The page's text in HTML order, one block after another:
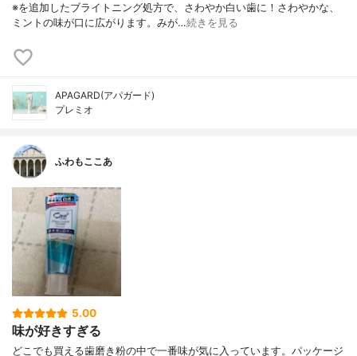
※を追加したブライトニング処方で、さわやか白い歯に！さわやかな、
ミントの味が口に広がります。みが…続きを見る
APAGARD(アパガード)
プレミオ
ふわもここあ
5.00
味が好きすぎる
どこでも買える歯磨き粉の中で一番味が気に入っています。パッケージ